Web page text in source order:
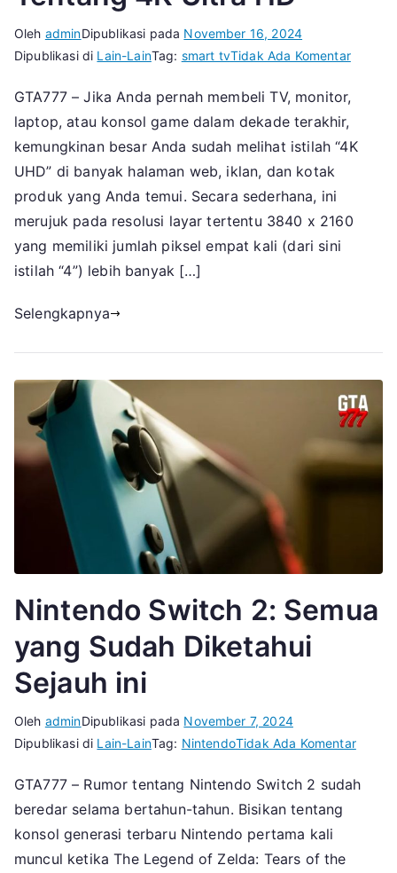
Oleh adminDipublikasi pada November 16, 2024
Dipublikasi di Lain-LainTag: smart tvTidak Ada Komentarpada
4K?
yang
GTA777 – Jika Anda pernah membeli TV, monitor,
laptop, atau konsol game dalam dekade terakhir,
kemungkinan besar Anda sudah melihat istilah “4K
UHD” di banyak halaman web, iklan, dan kotak
produk yang Anda temui. Secara sederhana, ini
merujuk pada resolusi layar tertentu 3840 x 2160
yang memiliki jumlah piksel empat kali (dari sini
istilah “4”) lebih banyak […]
Selengkapnya
Nintendo Switch 2: Semua
yang Sudah Diketahui
Sejauh ini
Oleh adminDipublikasi pada November 7, 2024
Dipublikasi di Lain-LainTag: NintendoTidak Ada Komentarpada
Switch
GTA777 – Rumor tentang Nintendo Switch 2 sudah
beredar selama bertahun-tahun. Bisikan tentang
konsol generasi terbaru Nintendo pertama kali
muncul ketika The Legend of Zelda: Tears of the